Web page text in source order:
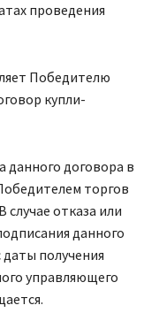
проведения
Победителю
купли-
данного договора в
торгов
отказа или
данного
получения
управляющего